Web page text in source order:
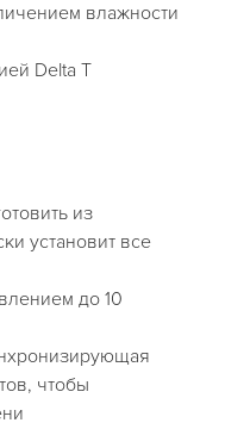
влажности
Delta T
из
установит все
до 10
чтобы